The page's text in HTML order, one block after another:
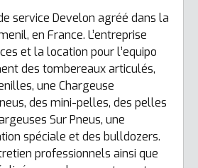
service Develon agréé dans la
en France. L’entreprise
et la location pour l’equipo
des tombereaux articulés,
une Chargeuse
des mini-pelles, des pelles
Sur Pneus, une
spéciale et des bulldozers.
professionnels ainsi que